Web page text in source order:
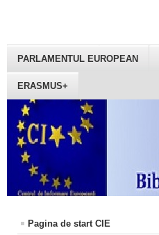
PARLAMENTUL EUROPEAN
ERASMUS+
Pagina de start CIE